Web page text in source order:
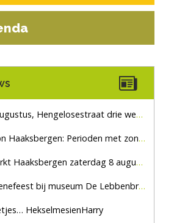
drie weken dicht voor doorgaand verkeer
Perioden met zon en droog
zaterdag 8 augustus, marktplein Haaksbergen
bij museum De Lebbenbrugge
HekselmesienHarry